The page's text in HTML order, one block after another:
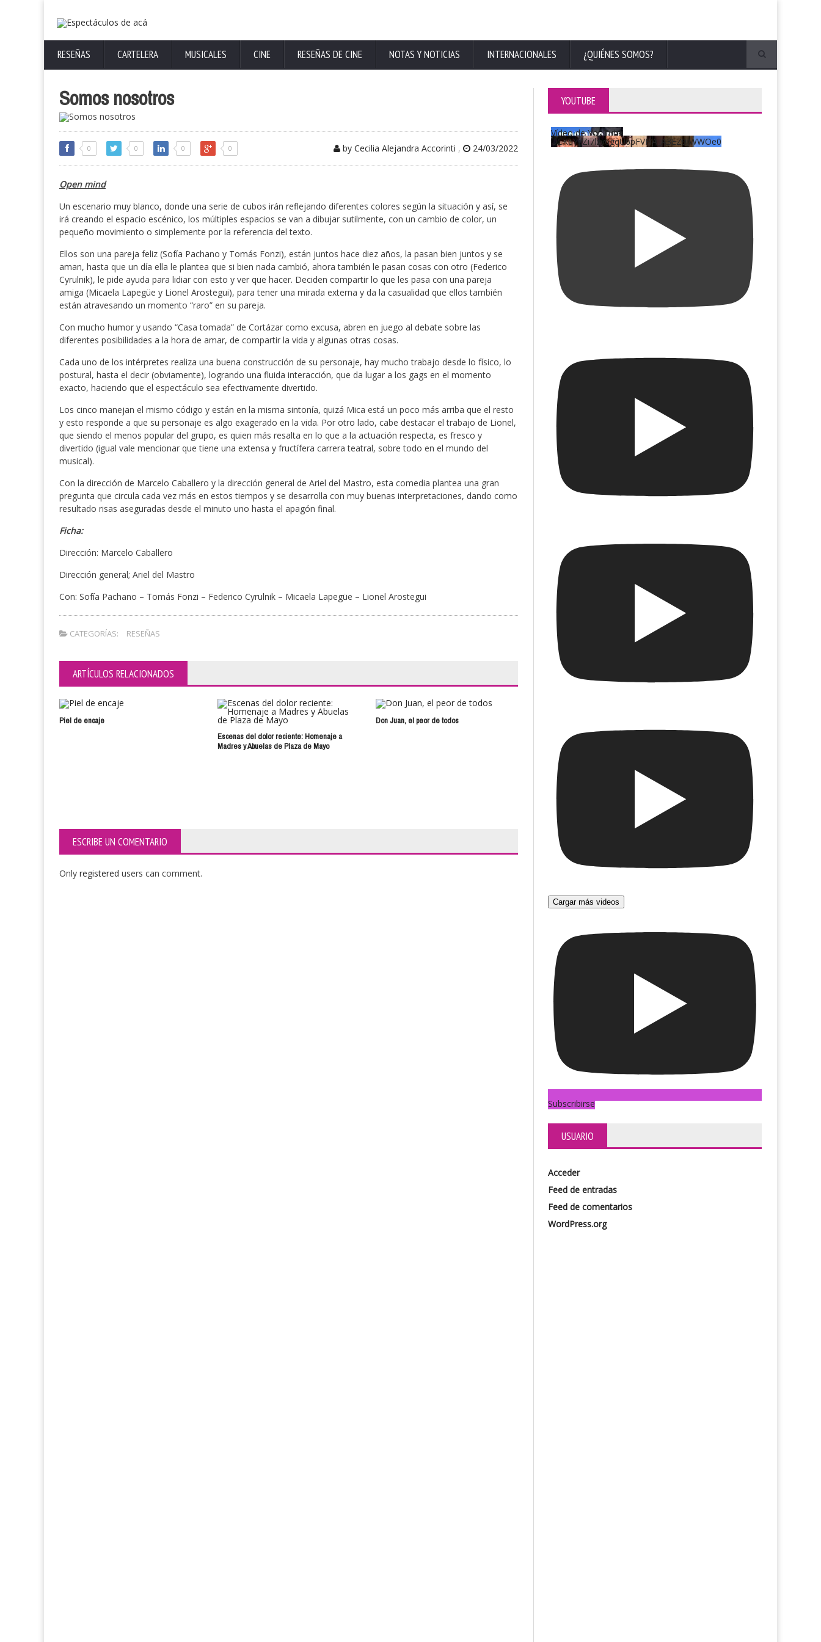
RESEÑAS CARTELERA MUSICALES CINE RESEÑAS DE CINE NOTAS Y NOTICIAS INTERNACIONALES ¿QUIÉNES SOMOS?
Somos nosotros
0 0 0 0 by Cecilia Alejandra Accorinti , 24/03/2022
Open mind
Un escenario muy blanco, donde una serie de cubos irán reflejando diferentes colores según la situación y así, se
irá creando el espacio escénico, los múltiples espacios se van a dibujar sutilmente, con un cambio de color, un
pequeño movimiento o simplemente por la referencia del texto.
Ellos son una pareja feliz (Sofía Pachano y Tomás Fonzi), están juntos hace diez años, la pasan bien juntos y se
aman, hasta que un día ella le plantea que si bien nada cambió, ahora también le pasan cosas con otro (Federico
Cyrulnik), le pide ayuda para lidiar con esto y ver que hacer. Deciden compartir lo que les pasa con una pareja
amiga (Micaela Lapegüe y Lionel Arostegui), para tener una mirada externa y da la casualidad que ellos también
están atravesando un momento “raro” en su pareja.
Con mucho humor y usando “Casa tomada” de Cortázar como excusa, abren en juego al debate sobre las
diferentes posibilidades a la hora de amar, de compartir la vida y algunas otras cosas.
Cada uno de los intérpretes realiza una buena construcción de su personaje, hay mucho trabajo desde lo físico, lo
postural, hasta el decir (obviamente), logrando una fluida interacción, que da lugar a los gags en el momento
exacto, haciendo que el espectáculo sea efectivamente divertido.
Los cinco manejan el mismo código y están en la misma sintonía, quizá Mica está un poco más arriba que el resto
y esto responde a que su personaje es algo exagerado en la vida. Por otro lado, cabe destacar el trabajo de Lionel,
que siendo el menos popular del grupo, es quien más resalta en lo que a la actuación respecta, es fresco y
divertido (igual vale mencionar que tiene una extensa y fructífera carrera teatral, sobre todo en el mundo del
musical).
Con la dirección de Marcelo Caballero y la dirección general de Ariel del Mastro, esta comedia plantea una gran
pregunta que circula cada vez más en estos tiempos y se desarrolla con muy buenas interpretaciones, dando como
resultado risas aseguradas desde el minuto uno hasta el apagón final.
Ficha:
Dirección: Marcelo Caballero
Dirección general; Ariel del Mastro
Con: Sofía Pachano – Tomás Fonzi – Federico Cyrulnik – Micaela Lapegüe – Lionel Arostegui
CATEGORÍAS: RESEÑAS
ARTÍCULOS RELACIONADOS
Piel de encaje
Escenas del dolor reciente: Homenaje a
Madres y Abuelas de Plaza de Mayo
Don Juan, el peor de todos
Yo quiero ser Patti Smith
ESCRIBE UN COMENTARIO
Only registered users can comment.
YOUTUBE
Vídeo de YouTube
UCKqYjiZi7lzy6gqU6pFVFiA_A3EZ9JWWOe0
Cargar más videos
Subscribirse
USUARIO
Acceder
Feed de entradas
Feed de comentarios
WordPress.org